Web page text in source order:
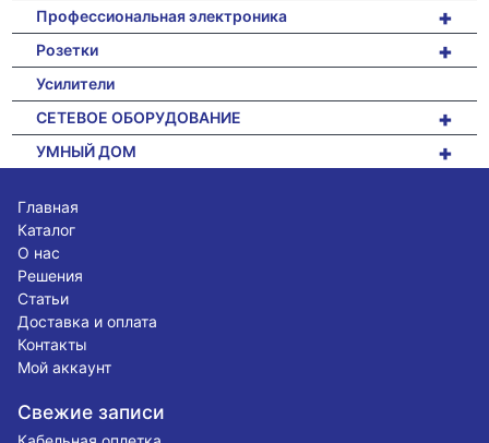
+
Профессиональная электроника
+
Розетки
Усилители
+
СЕТЕВОЕ ОБОРУДОВАНИЕ
+
УМНЫЙ ДОМ
Главная
Каталог
О нас
Решения
Статьи
Доставка и оплата
Контакты
Мой аккаунт
Свежие записи